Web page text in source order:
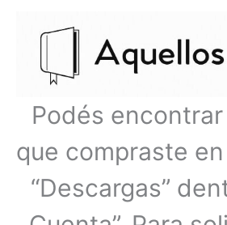
Podés
que compraste
“Descargas”